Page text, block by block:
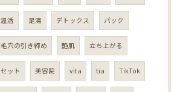
温活 足湯 デトックス パック
毛穴の引き締め 艶肌 立ち上がる
セット 美容院 vita tia TikTok